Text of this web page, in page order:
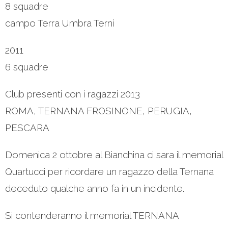
8 squadre
campo Terra Umbra Terni
2011
6 squadre
Club presenti con i ragazzi 2013
ROMA, TERNANA FROSINONE, PERUGIA,
PESCARA
Domenica 2 ottobre al Bianchina ci sara il memorial
Quartucci per ricordare un ragazzo della Ternana
deceduto qualche anno fa in un incidente.
Si contenderanno il memorial TERNANA